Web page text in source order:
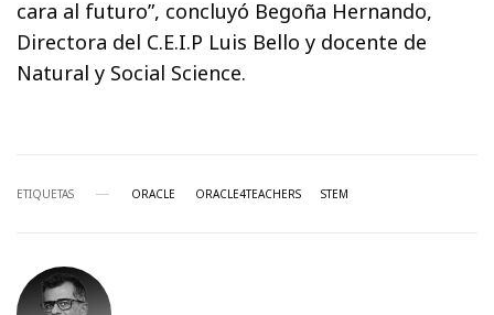
cara al futuro”, concluyó Begoña Hernando,
Directora del C.E.I.P Luis Bello y docente de
Natural y Social Science.
ETIQUETAS ORACLE ORACLE4TEACHERS STEM